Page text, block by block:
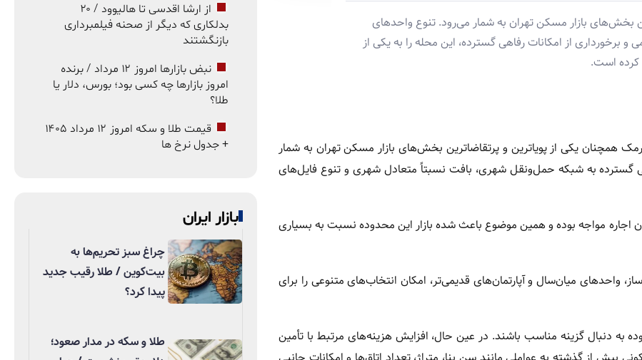
بخش‌های بازار مسکن تهران به شمار می‌رود. تنوع واحدهای
از امکانات رفاهی گسترده، این محله را به یکی از
کرده است.
همچنان یکی از پویاترین و پرتقاضاترین بخش‌های بازار مسکن تهران به شمار
گسترده به شبکه حمل‌ونقل شهری، بافت نسبتاً متعادل شهری و تنوع فایل‌های
اجاره مواجه بوده و همین موضوع باعث شده بازار این محدوده نسبت به بسیاری
واحدهای میان‌سال و آپارتمان‌های قدیمی‌تر، امکان انتخاب‌های متنوعی را برای
به دنبال گزینه مناسب باشند. در عین حال، افزایش هزینه‌های مرتبط با تأمین
از ارشا اقدسی تا هالیوود / ۲۰
بدلکاری که دیگر از صحنه فیلمبرداری
بازنگشتند
نبض بازارها امروز ۱۲ مرداد / برنده
امروز بازارها چه کسی بود؛ بورس، دلار یا
طلا؟
قیمت طلا و سکه امروز ۱۲ مرداد ۱۴۰۵
+ جدول نرخ ها
بازار ایران
چراغ سبز تحریم‌ها به
بیت‌کوین / طلا رقیب جدید
پیدا کرد؟
طلا و سکه در مدار صعود؛